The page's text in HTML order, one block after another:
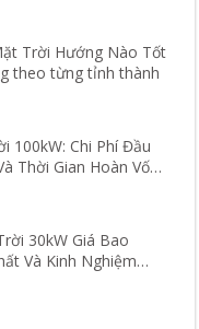
Trời Hướng Nào Tốt
theo từng tỉnh thành
100kW: Chi Phí Đầu
Thời Gian Hoàn Vốn
30kW Giá Bao
Và Kinh Nghiệm